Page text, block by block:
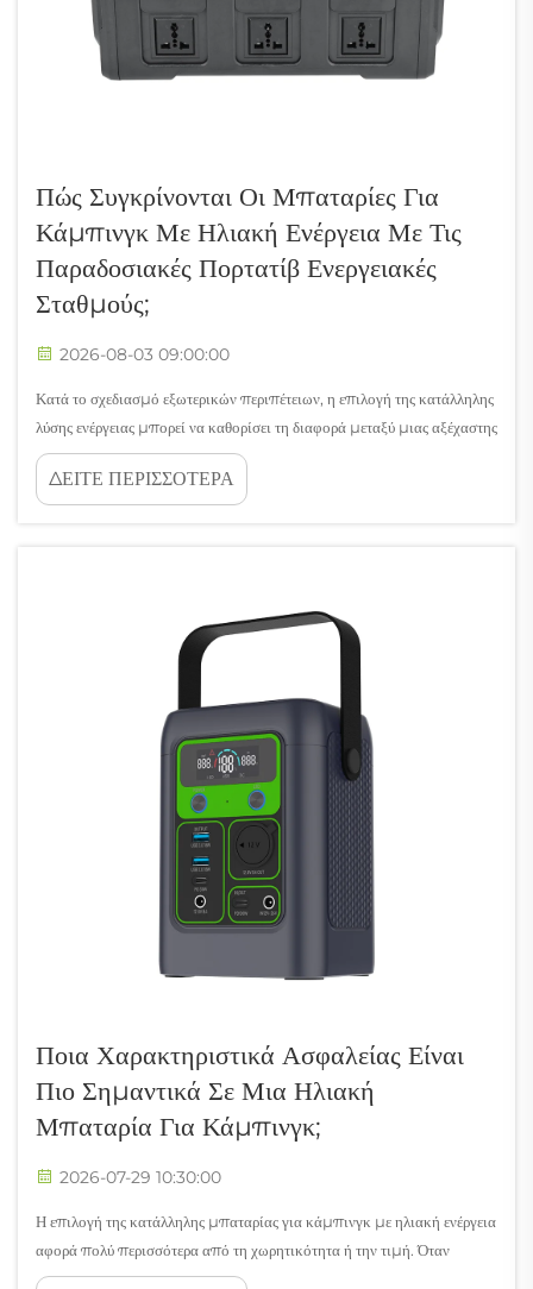
Πώς Συγκρίνονται Οι Μπαταρίες Για
Κάμπινγκ Με Ηλιακή Ενέργεια Με Τις
Παραδοσιακές Πορτατίβ Ενεργειακές
Σταθμούς;
2026-08-03 09:00:00
Κατά το σχεδιασμό εξωτερικών περιπέτειων, η επιλογή της κατάλληλης
λύσης ενέργειας μπορεί να καθορίσει τη διαφορά μεταξύ μιας αξέχαστης
εκδρομής και μιας απογοητευτικής. Οι μπαταρίες για κάμπινγκ με
ηλιακή φόρτιση και οι παραδοσιακές πορτατίβ πηγές ενέργειας
ΔΕΙΤΕ ΠΕΡΙΣΣΟΤΕΡΑ
Ποια Χαρακτηριστικά Ασφαλείας Είναι
Πιο Σημαντικά Σε Μια Ηλιακή
Μπαταρία Για Κάμπινγκ;
2026-07-29 10:30:00
Η επιλογή της κατάλληλης μπαταρίας για κάμπινγκ με ηλιακή ενέργεια
αφορά πολύ περισσότερα από τη χωρητικότητα ή την τιμή. Όταν
βρίσκεστε εκατοντάδες χιλιόμετρα μακριά από το πλησιέστερο δίκτυο